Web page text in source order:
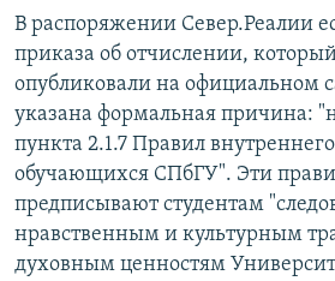
В распоряжении Север.Реалии
приказа об отчислении,
опубликовали на официальном
указана формальная причина:
пункта 2.1.7 Правил
обучающихся СПбГУ". Эти
предписывают студентам
нравственным и культурным
духовным ценностям